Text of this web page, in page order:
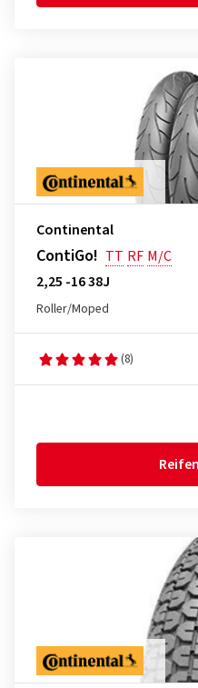
Continental
ContiGo! TT RF M/C
2,25 -16 38J
Roller/Moped
(8)